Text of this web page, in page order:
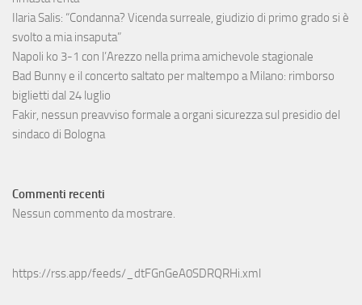
Ilaria Salis: “Condanna? Vicenda surreale, giudizio di primo grado si è
svolto a mia insaputa”
Napoli ko 3-1 con l’Arezzo nella prima amichevole stagionale
Bad Bunny e il concerto saltato per maltempo a Milano: rimborso
biglietti dal 24 luglio
Fakir, nessun preavviso formale a organi sicurezza sul presidio del
sindaco di Bologna
Commenti recenti
Nessun commento da mostrare.
https://rss.app/feeds/_dtFGnGeA0SDRQRHi.xml